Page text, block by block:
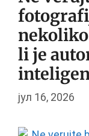
li je
јул 16, 2026